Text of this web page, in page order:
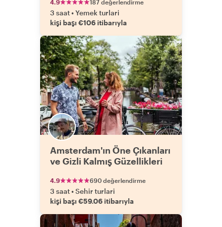
4.9 187 değerlendirme
3 saat•Yemek turlari
kişi başı €106 itibarıyla
Amsterdam'ın Öne Çıkanları
ve Gizli Kalmış Güzellikleri
4.9 690 değerlendirme
3 saat•Sehir turlari
kişi başı €59.06 itibarıyla